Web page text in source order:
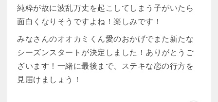
純粋が故に波乱万丈を起こしてしまう子がいたら
面白くなりそうですよね！楽しみです！
みなさんのオオカミくん愛のおかげでまた新たな
シーズンスタートが決定しました！ありがとうご
ざいます！一緒に最後まで、ステキな恋の行方を
見届けましょう！